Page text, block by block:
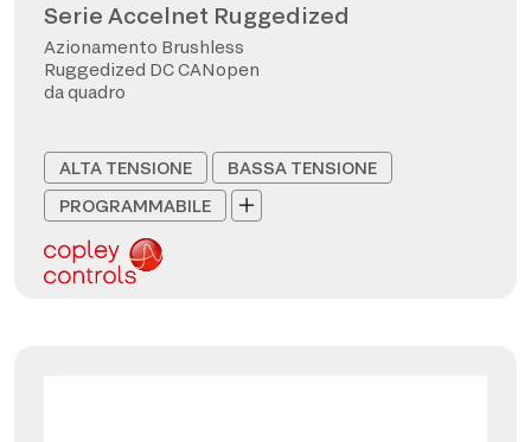
Serie Accelnet Ruggedized
Azionamento Brushless
Ruggedized DC CANopen
da quadro
ALTA TENSIONE
BASSA TENSIONE
PROGRAMMABILE